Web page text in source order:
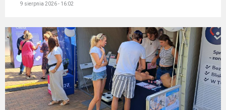
9 sierpnia 2026 - 16:02